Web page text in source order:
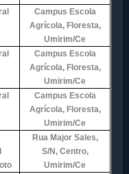
Campus Escola
Agrícola, Floresta,
Umirim/Ce
Campus Escola
Agrícola, Floresta,
Umirim/Ce
Campus Escola
Agrícola, Floresta,
Umirim/Ce
Rua Major Sales,
S/N, Centro,
Umirim/Ce